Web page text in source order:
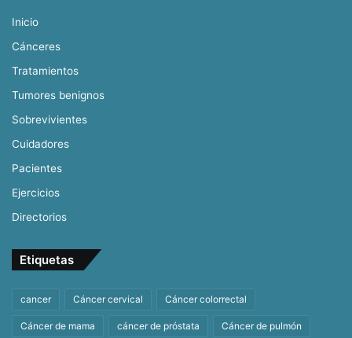
Inicio
Cánceres
Tratamientos
Tumores benignos
Sobrevivientes
Cuidadores
Pacientes
Ejercicios
Directorios
Etiquetas
cancer Cáncer cervical Cáncer colorrectal
Cáncer de mama cáncer de próstata Cáncer de pulmón